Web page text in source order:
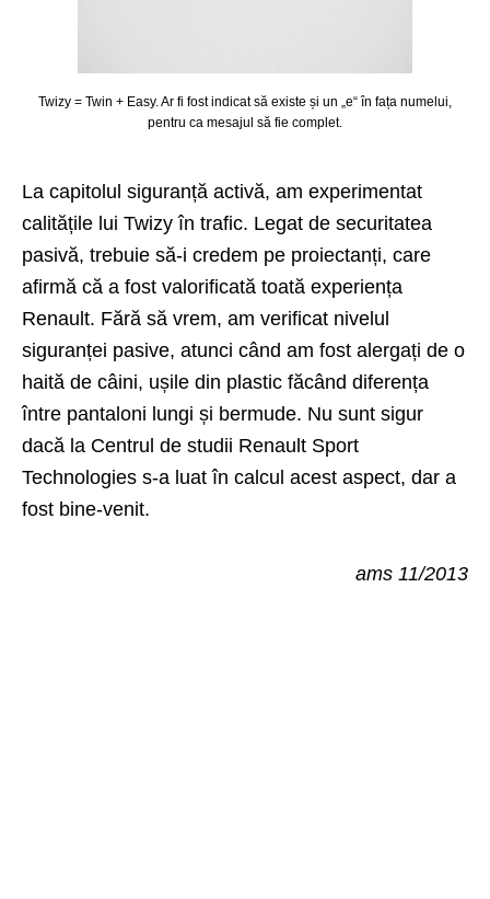
Twizy = Twin + Easy. Ar fi fost indicat să existe și un „e“ în fața numelui,
pentru ca mesajul să fie complet.
La capitolul siguranță activă, am experimentat
calitățile lui Twizy în trafic. Legat de securitatea
pasivă, trebuie să-i credem pe proiectanți, care
afirmă că a fost valorificată toată experiența
Renault. Fără să vrem, am verificat nivelul
siguranței pasive, atunci când am fost alergați de o
haită de câini, ușile din plastic făcând diferența
între pantaloni lungi și bermude. Nu sunt sigur
dacă la Centrul de studii Renault Sport
Technologies s-a luat în calcul acest aspect, dar a
fost bine-venit.
ams 11/2013